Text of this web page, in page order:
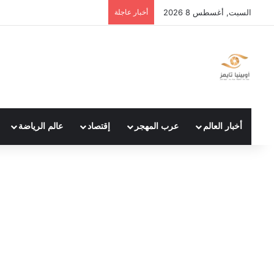
السبت, أغسطس 8 2026 أخبار عاجلة
أخبار العالم عرب المهجر إقتصاد عالم الرياضة